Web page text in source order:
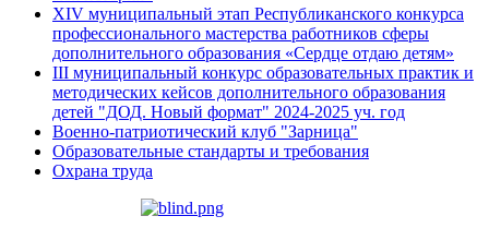
XIV муниципальный этап Республиканского конкурса
профессионального мастерства работников сферы
дополнительного образования «Сердце отдаю детям»
III муниципальный конкурс образовательных практик и
методических кейсов дополнительного образования
детей "ДОД. Новый формат" 2024-2025 уч. год
Военно-патриотический клуб "Зарница"
Образовательные стандарты и требования
Охрана труда